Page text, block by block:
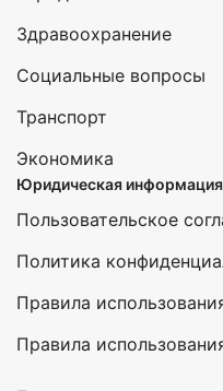
Здравоохранение
Социальные вопросы
Транспорт
Экономика
Юридическая информация
Пользовательское
Политика
Правила
Правила